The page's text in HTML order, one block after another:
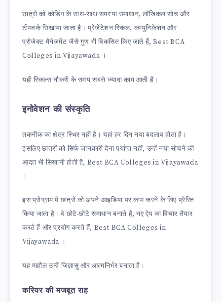
छात्रों को कोडिंग के साथ-साथ समस्या समाधान, लॉजिकल सोच और
टीमवर्क सिखाया जाता है। प्रेजेंटेशन स्किल, कम्युनिकेशन और
प्रोजेक्ट मैनेजमेंट जैसे गुण भी विकसित किए जाते हैं, Best BCA
Colleges in Vijayawada ।
यही स्किल्स नौकरी के समय सबसे ज्यादा काम आती हैं।
इनोवेशन की संस्कृति
तकनीक का क्षेत्र स्थिर नहीं है। यहां हर दिन नया बदलाव होता है।
इसलिए छात्रों को सिर्फ जानकारी देना पर्याप्त नहीं, उन्हें नया सोचने की
आदत भी सिखानी होती है, Best BCA Colleges in Vijayawada
।
इस प्रोग्राम में छात्रों को अपने आइडिया पर काम करने के लिए प्रेरित
किया जाता है। वे छोटे-छोटे समाधान बनाते हैं, नए ऐप का विचार तैयार
करते हैं और प्रयोग करते हैं, Best BCA Colleges in
Vijayawada ।
यह माहौल उन्हें जिज्ञासु और आत्मनिर्भर बनाता है।
करियर की मजबूत राह